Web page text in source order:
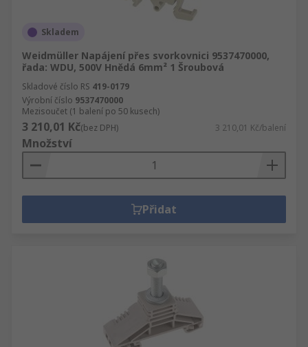
Skladem
Weidmüller Napájení přes svorkovnici 9537470000,
řada: WDU, 500V Hnědá 6mm² 1 Šroubová
Skladové číslo RS 419-0179
Výrobní číslo 9537470000
Mezisoučet (1 balení po 50 kusech)
3 210,01 Kč(bez DPH) 3 210,01 Kč/balení
Množství
Přidat